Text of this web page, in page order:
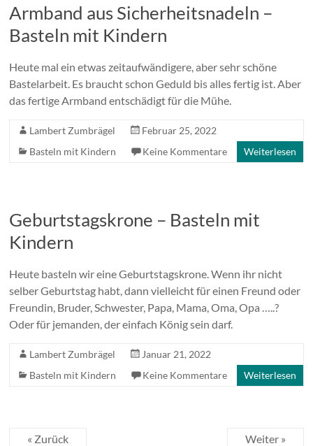
Armband aus Sicherheitsnadeln –
Basteln mit Kindern
Heute mal ein etwas zeitaufwändigere, aber sehr schöne
Bastelarbeit. Es braucht schon Geduld bis alles fertig ist. Aber
das fertige Armband entschädigt für die Mühe.
Lambert Zumbrägel
Februar 25, 2022
Basteln mit Kindern
Keine Kommentare Weiterlesen
Geburtstagskrone – Basteln mit
Kindern
Heute basteln wir eine Geburtstagskrone. Wenn ihr nicht
selber Geburtstag habt, dann vielleicht für einen Freund oder
Freundin, Bruder, Schwester, Papa, Mama, Oma, Opa …..?
Oder für jemanden, der einfach König sein darf.
Lambert Zumbrägel
Januar 21, 2022
Basteln mit Kindern
Keine Kommentare Weiterlesen
« Zurück Weiter »